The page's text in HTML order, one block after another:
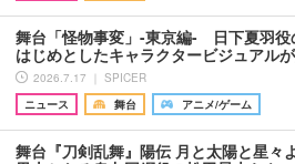
舞台「怪物事変」-東京編- 日下夏羽役
はじめとしたキャラクタービジュアル
2026.7.17 ｜ SPICER
ニュース
舞台 アニメ/ゲーム
舞台『刀剣乱舞』陽伝 月と太陽と星